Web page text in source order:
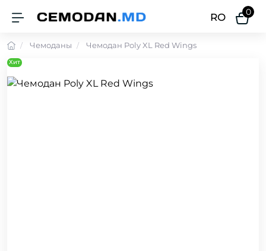
RO 0
Чемоданы Чемодан Poly XL Red Wings
Хит